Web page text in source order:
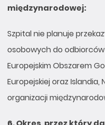
międzynarodowej:
Szpital nie planuje
osobowych do
Europejskim Obszarem
Europejskiej oraz
organizacji